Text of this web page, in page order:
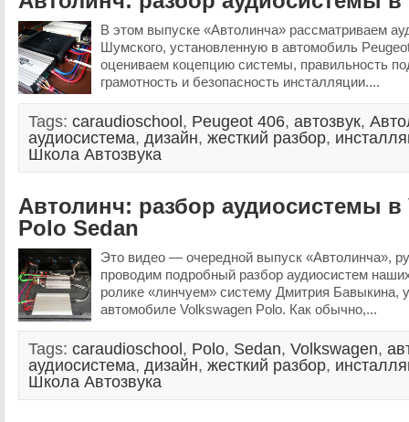
В этом выпуске «Автолинча» рассматриваем
Шумского, установленную в автомобиль
оцениваем коцепцию системы, правильность
грамотность и безопасность инсталляции....
Tags: caraudioschool , Peugeot 406, автозвук,
аудиосистема, дизайн, жесткий разбор,
Школа Автозвука
Автолинч: разбор аудиосистемы в
Polo Sedan
Это видео — очередной выпуск «Автолинча»,
проводим подробный разбор аудиосистем
ролике «линчуем» систему Дмитрия Бавыкина,
автомобиле Volkswagen Polo. Как обычно,...
Tags: caraudioschool , Polo, Sedan, Volkswagen,
аудиосистема, дизайн, жесткий разбор,
Школа Автозвука